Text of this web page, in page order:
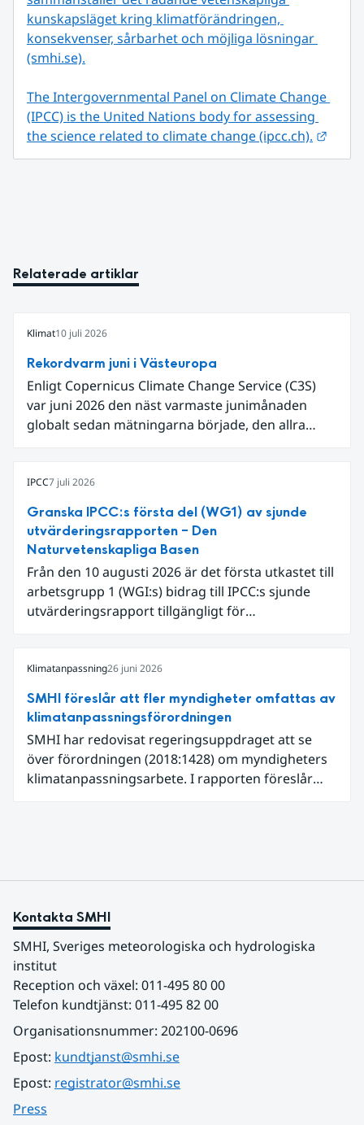
kunskapsläget kring klimatförändringen,
konsekvenser, sårbarhet och möjliga lösningar
(smhi.se).
The Intergovernmental Panel on Climate Change
(IPCC) is the United Nations body for assessing
the science related to climate change (ipcc.ch).
Relaterade artiklar
Klimat10 juli 2026
Rekordvarm juni i Västeuropa
Enligt Copernicus Climate Change Service (C3S)
var juni 2026 den näst varmaste junimånaden
globalt sedan mätningarna började, den allra
begränsar oss till Västeuropa var det den allra
varmaste juni. Detta betingades till stor del av en
extrem hetta i slutet av månaden. Världshavens
ytvattentemperaturer var den högsta som
uppmätts för en juni månad, vilket ligger i fas med
en framväxande El Niño i Stilla havet.
IPCC7 juli 2026
Granska IPCC:s första del (WG1) av sjunde
utvärderingsrapporten – Den
Naturvetenskapliga Basen
Från den 10 augusti 2026 är det första utkastet till
arbetsgrupp 1 (WGI:s) bidrag till IPCC:s sjunde
utvärderingsrapport tillgängligt för
Klimatanpassning26 juni 2026
SMHI föreslår att fler myndigheter omfattas av
klimatanpassningsförordningen
SMHI har redovisat regeringsuppdraget att se
över förordningen (2018:1428) om myndigheters
klimatanpassningsarbete. I rapporten föreslår
Kontakta SMHI
SMHI, Sveriges meteorologiska och hydrologiska
institut
Reception och växel: 011-495 80 00
Telefon kundtjänst: 011-495 82 00
Organisationsnummer: 202100-0696
Epost: kundtjanst@smhi.se
Epost: registrator@smhi.se
Press